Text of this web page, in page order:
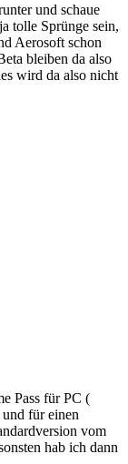
und schaue
tolle Sprünge sein,
Aerosoft schon
bleiben da also
wird da also nicht
Pass für PC (
und für einen
vom
hab ich dann